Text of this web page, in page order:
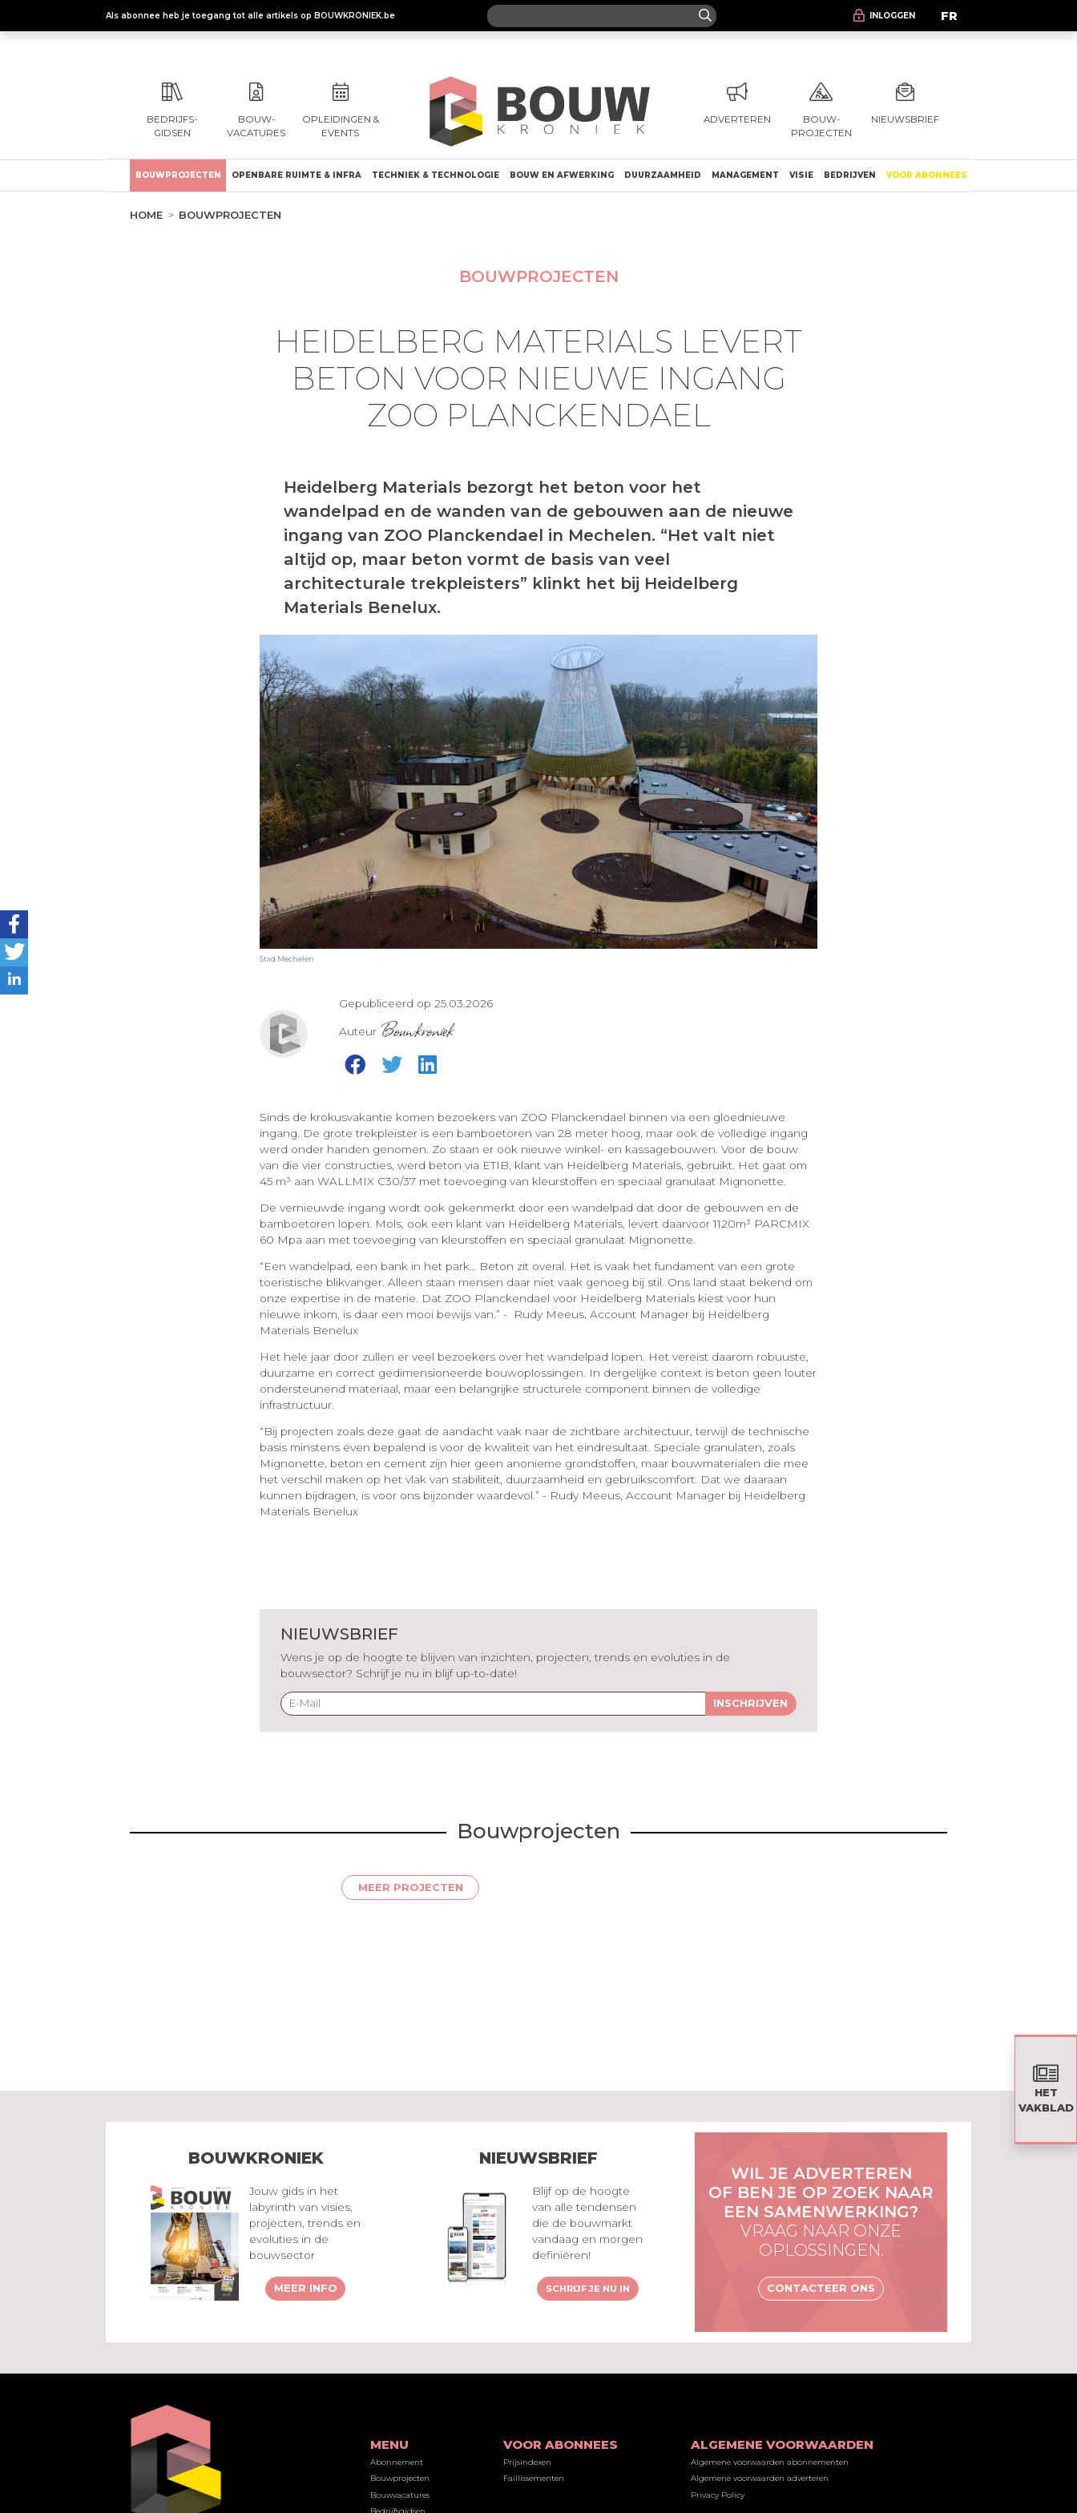
Als abonnee heb je toegang tot alle artikels op BOUWKRONIEK.be INLOGGEN FR
BEDRIJFS-
GIDSEN
BOUW-
VACATURES
OPLEIDINGEN &
EVENTS
ADVERTEREN
BOUW-
PROJECTEN
NIEUWSBRIEF
BOUWPROJECTEN OPENBARE RUIMTE & INFRA TECHNIEK & TECHNOLOGIE BOUW EN AFWERKING DUURZAAMHEID MANAGEMENT VISIE BEDRIJVEN VOOR ABONNEES
HOME BOUWPROJECTEN
BOUWPROJECTEN
HEIDELBERG MATERIALS LEVERT
BETON VOOR NIEUWE INGANG
ZOO PLANCKENDAEL
Heidelberg Materials bezorgt het beton voor het
wandelpad en de wanden van de gebouwen aan de nieuwe
ingang van ZOO Planckendael in Mechelen. “Het valt niet
altijd op, maar beton vormt de basis van veel
architecturale trekpleisters” klinkt het bij Heidelberg
Materials Benelux.
Stad Mechelen
Gepubliceerd op 25.03.2026
Auteur Bouwkroniek
Sinds de krokusvakantie komen bezoekers van ZOO Planckendael binnen via een gloednieuwe
ingang. De grote trekpleister is een bamboetoren van 28 meter hoog, maar ook de volledige ingang
werd onder handen genomen. Zo staan er ook nieuwe winkel- en kassagebouwen. Voor de bouw
van die vier constructies, werd beton via ETIB, klant van Heidelberg Materials, gebruikt. Het gaat om
45 m³ aan WALLMIX C30/37 met toevoeging van kleurstoffen en speciaal granulaat Mignonette.
De vernieuwde ingang wordt ook gekenmerkt door een wandelpad dat door de gebouwen en de
bamboetoren lopen. Mols, ook een klant van Heidelberg Materials, levert daarvoor 1120m³ PARCMIX
60 Mpa aan met toevoeging van kleurstoffen en speciaal granulaat Mignonette.
“Een wandelpad, een bank in het park… Beton zit overal. Het is vaak het fundament van een grote
toeristische blikvanger. Alleen staan mensen daar niet vaak genoeg bij stil. Ons land staat bekend om
onze expertise in de materie. Dat ZOO Planckendael voor Heidelberg Materials kiest voor hun
nieuwe inkom, is daar een mooi bewijs van.” - ​ Rudy Meeus, Account Manager bij Heidelberg
Materials Benelux
Het hele jaar door zullen er veel bezoekers over het wandelpad lopen. Het vereist daarom robuuste,
duurzame en correct gedimensioneerde bouwoplossingen. In dergelijke context is beton geen louter
ondersteunend materiaal, maar een belangrijke structurele component binnen de volledige
infrastructuur.
“Bij projecten zoals deze gaat de aandacht vaak naar de zichtbare architectuur, terwijl de technische
basis minstens even bepalend is voor de kwaliteit van het eindresultaat. Speciale granulaten, zoals
Mignonette, beton en cement zijn hier geen anonieme grondstoffen, maar bouwmaterialen die mee
het verschil maken op het vlak van stabiliteit, duurzaamheid en gebruikscomfort. Dat we daaraan
kunnen bijdragen, is voor ons bijzonder waardevol.” - Rudy Meeus, Account Manager bij Heidelberg
Materials Benelux
NIEUWSBRIEF
Wens je op de hoogte te blijven van inzichten, projecten, trends en evoluties in de
bouwsector? Schrijf je nu in blijf up-to-date!
INSCHRIJVEN
Bouwprojecten
MEER PROJECTEN
HET
VAKBLAD
BOUWKRONIEK
Jouw gids in het
labyrinth van visies,
projecten, trends en
evoluties in de
bouwsector
MEER INFO
NIEUWSBRIEF
Blijf op de hoogte
van alle tendensen
die de bouwmarkt
vandaag en morgen
definiëren!
SCHRIJF JE NU IN
WIL JE ADVERTEREN
OF BEN JE OP ZOEK NAAR
EEN SAMENWERKING?
VRAAG NAAR ONZE
OPLOSSINGEN.
CONTACTEER ONS
MENU
Abonnement
Bouwprojecten
Bouwvacatures
Bedrijfsgidsen
VOOR ABONNEES
Prijsindexen
Faillissementen
ALGEMENE VOORWAARDEN
Algemene voorwaarden abonnementen
Algemene voorwaarden adverteren
Privacy Policy